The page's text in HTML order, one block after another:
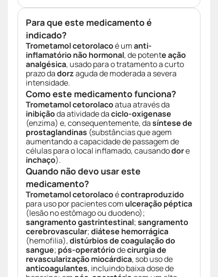
Para que este medicamento é
indicado?
Trometamol cetorolacoé umanti-
inflamatório não hormonal, de potente ação
analgésica, usado para o tratamento a curto
prazo dadorzaguda de moderada a severa
intensidade.
Como este medicamento funciona?
Trometamol cetorolacoatua através da
inibiçãoda atividade daciclo-oxigenase
(enzima) e, consequentemente, dasíntese de
prostaglandinas (substâncias que agem
aumentando a capacidade de passagem de
células para o local inflamado, causandodore
inchaço).
Quando não devo usar este
medicamento?
Trometamol cetorolacoécontraproduzido
para uso por pacientes com ulceração péptica
(lesão no estômago ou duodeno);
sangramento gastrintestinal;sangramento
cerebrovascular;diátese hemorrágica
(hemofilia),distúrbios de coagulação do
sangue; pós-operatóriodecirurgia de
revascularização miocárdica, sob uso de
anticoagulantes, incluindo baixa dose de